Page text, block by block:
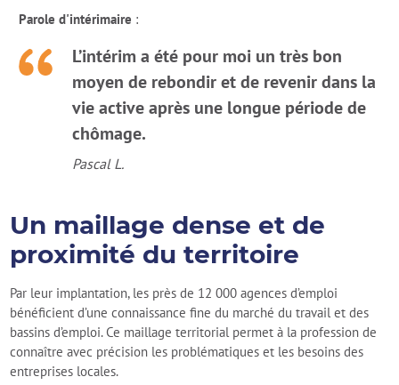
Parole d'intérimaire :
L’intérim a été pour moi un très bon
moyen de rebondir et de revenir dans la
vie active après une longue période de
chômage.
Pascal L.
Un maillage dense et de
proximité du territoire
Par leur implantation, les près de 12 000 agences d’emploi
bénéficient d’une connaissance fine du marché du travail et des
bassins d’emploi. Ce maillage territorial permet à la profession de
connaître avec précision les problématiques et les besoins des
entreprises locales.